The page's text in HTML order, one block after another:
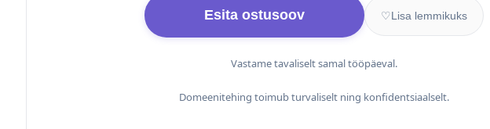
Esita ostusoov ♡Lisa lemmikuks
Vastame tavaliselt samal tööpäeval.
Domeenitehing toimub turvaliselt ning konfidentsiaalselt.